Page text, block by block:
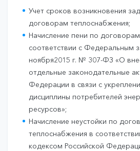
Учет сроков возникновения
договорам теплоснабжения;
Начисление пени по
соответствии с Федеральным
ноября2015 г. № 307-ФЗ «О
отдельные законодательные
Федерации в связи с
дисциплины потребителей
ресурсов»;
Начисление неустойки по
теплоснабжения в
кодексом Российской